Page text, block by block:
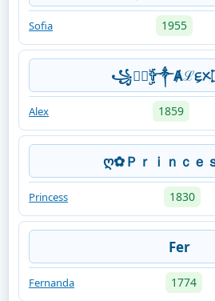
Sofia 1955
Alex 1859
ღ✿Ｐｒｉｎｃｅ
Princess 1830
Fer
Fernanda 1774